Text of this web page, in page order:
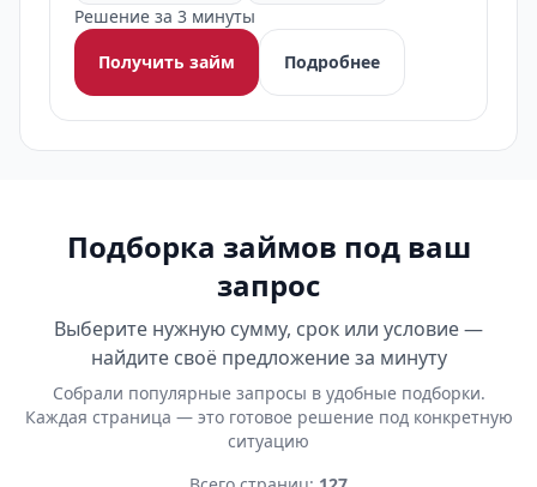
Решение за 3 минуты
Получить займ
Подробнее
Подборка займов под ваш
запрос
Выберите нужную сумму, срок или условие —
найдите своё предложение за минуту
Собрали популярные запросы в удобные подборки.
Каждая страница — это готовое решение под конкретную
ситуацию